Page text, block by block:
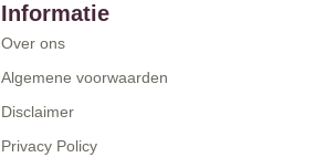
Informatie
Over ons
Algemene voorwaarden
Disclaimer
Privacy Policy